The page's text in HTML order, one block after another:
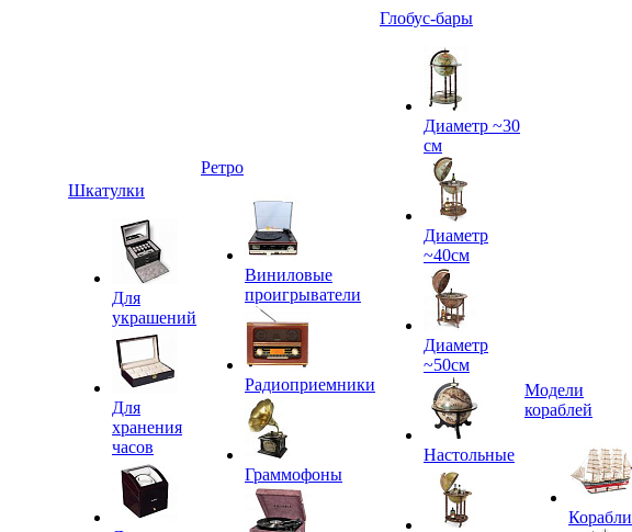
Шкатулки
Для
украшений
Для
хранения
часов
Ретро
Виниловые
проигрыватели
Радиоприемники
Граммофоны
Глобус-бары
Диаметр ~30
см
Диаметр
~40см
Диаметр
~50см
Настольные
Модели
кораблей
Корабли